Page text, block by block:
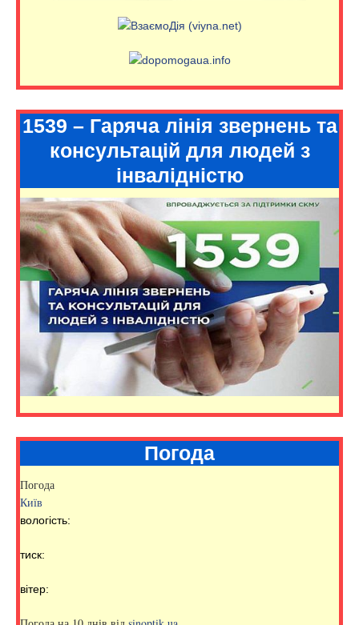
1539 – Гаряча лінія звернень та
консультацій для людей з
інвалідністю
Погода
Погода
Київ
вологість:
тиск:
вітер: